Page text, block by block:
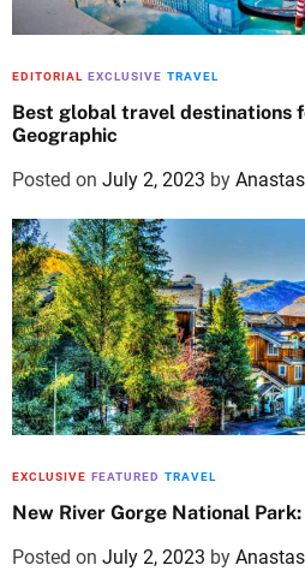
EDITORIAL EXCLUSIVE TRAVEL
Best global travel destinations
Geographic
Posted on July 2, 2023 by
EXCLUSIVE FEATURED TRAVEL
New River Gorge National
Posted on July 2, 2023 by